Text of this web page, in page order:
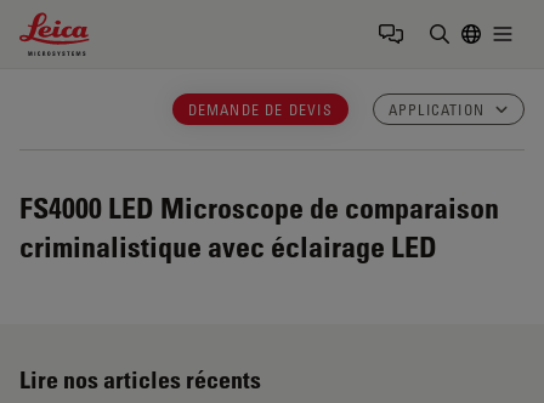
Leica Microsystems Logo
DEMANDE DE DEVIS APPLICATION
FS4000 LED Microscope de comparaison
criminalistique avec éclairage LED
Lire nos articles récents